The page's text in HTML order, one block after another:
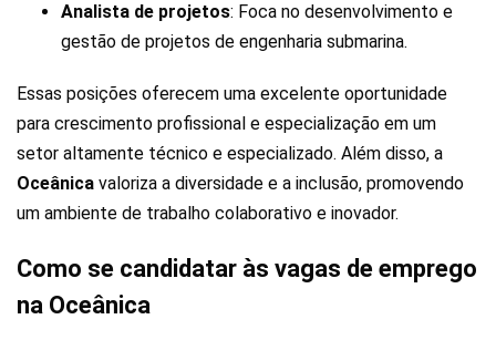
Analista de projetos: Foca no desenvolvimento e
gestão de projetos de engenharia submarina.
Essas posições oferecem uma excelente oportunidade
para crescimento profissional e especialização em um
setor altamente técnico e especializado. Além disso, a
Oceânica valoriza a diversidade e a inclusão, promovendo
um ambiente de trabalho colaborativo e inovador.
Como se candidatar às vagas de emprego
na Oceânica